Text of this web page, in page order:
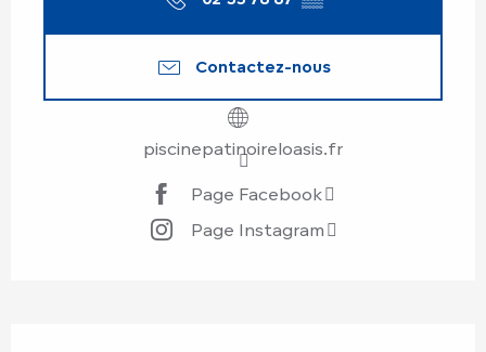
Contactez-nous
piscinepatinoireloasis.fr
Page Facebook
Page Instagram